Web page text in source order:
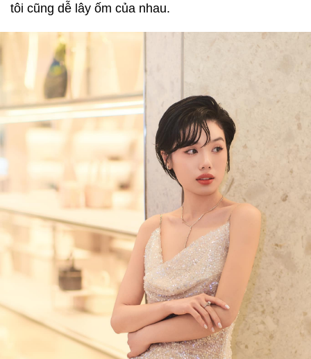
tôi cũng dễ lây ốm của nhau.